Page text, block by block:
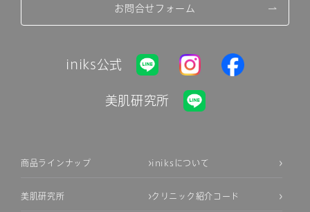
お問合せフォーム
iniks公式
美肌研究所
商品ラインナップ iniksについて
美肌研究所 クリニック紹介コード